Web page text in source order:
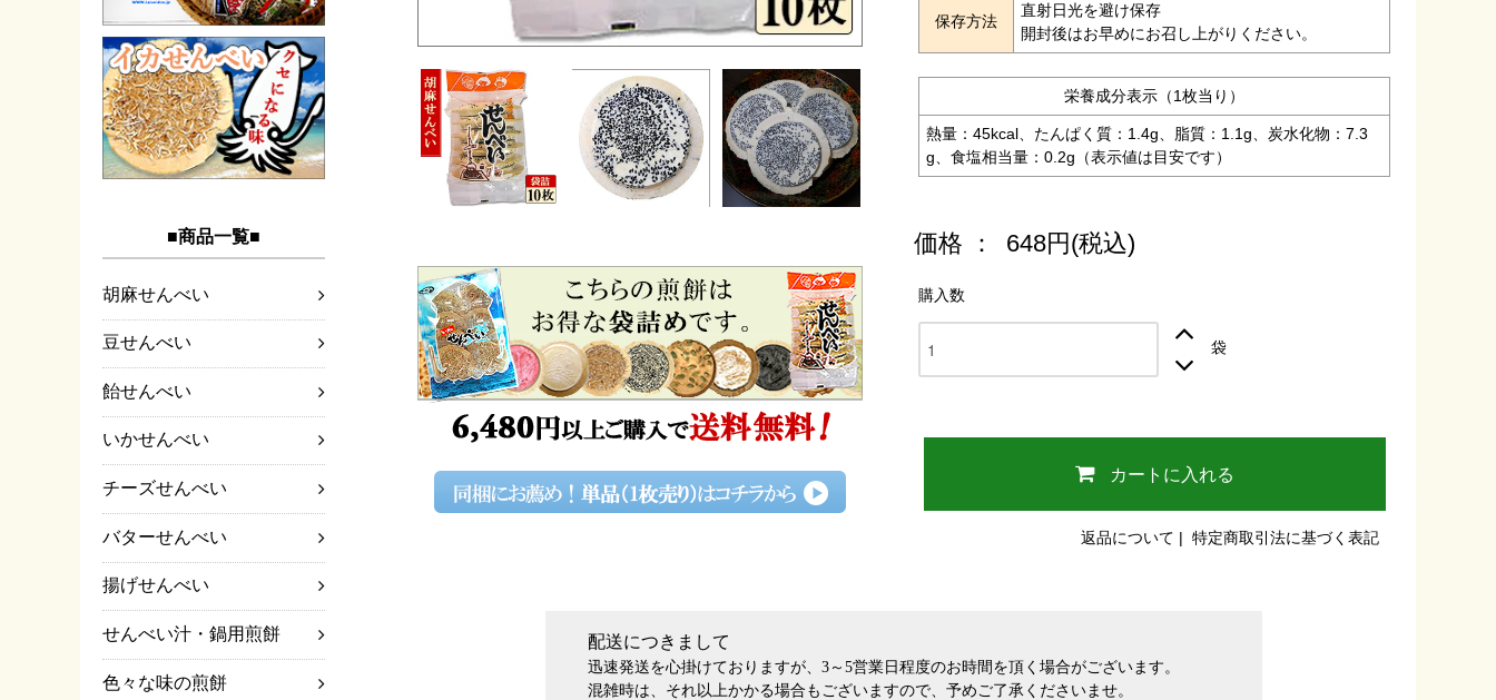
■商品一覧■
胡麻せんべい
豆せんべい
飴せんべい
いかせんべい
チーズせんべい
バターせんべい
揚げせんべい
せんべい汁・鍋用煎餅
色々な味の煎餅
保存方法
直射日光を避け保存
開封後はお早めにお召し上がりください。
栄養成分表示（1枚当り）
熱量：45kcal、たんぱく質：1.4g、脂質：1.1g、炭水化物：7.3
g、食塩相当量：0.2g（表示値は目安です）
価格 ： 648円(税込)
購入数
袋
カートに入れる
返品について | 特定商取引法に基づく表記
配送につきまして
迅速発送を心掛けておりますが、3～5営業日程度のお時間を頂く場合がございます。
混雑時は、それ以上かかる場合もございますので、予めご了承くださいませ。